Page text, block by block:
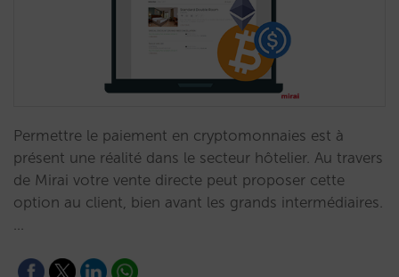
Permettre le paiement en cryptomonnaies est à
présent une réalité dans le secteur hôtelier. Au travers
de Mirai votre vente directe peut proposer cette
option au client, bien avant les grands intermédiaires.
…